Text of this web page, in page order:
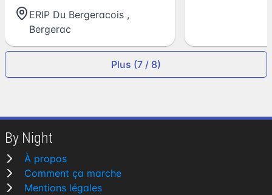
ERIP Du Bergeracois ,
Bergerac
Plus (7 / 8)
By Night
À propos
Comment ça marche
Mentions légales